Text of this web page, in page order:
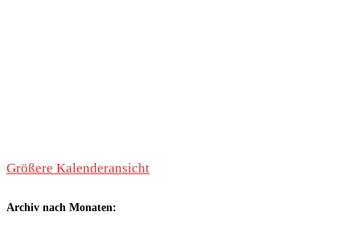
Größere Kalenderansicht
Archiv nach Monaten: